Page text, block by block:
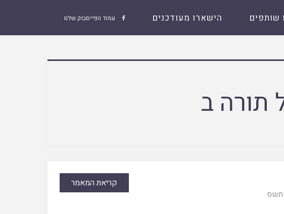
 עמוד הפייסבוק שלנו שותפים הישארו מעודכנים
תורה ב
תשס
קריאת המאמר